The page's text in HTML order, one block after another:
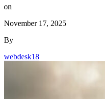
on
November 17, 2025
By
webdesk18